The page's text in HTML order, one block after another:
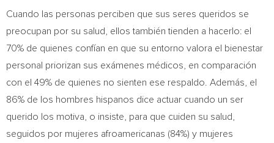
Cuando las personas perciben que sus seres queridos se
preocupan por su salud, ellos también tienden a hacerlo: el
70% de quienes confían en que su entorno valora el bienestar
personal priorizan sus exámenes médicos, en comparación
con el 49% de quienes no sienten ese respaldo. Además, el
86% de los hombres hispanos dice actuar cuando un ser
querido los motiva, o insiste, para que cuiden su salud,
seguidos por mujeres afroamericanas (84%) y mujeres